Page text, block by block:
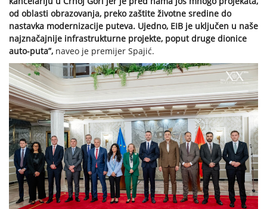
od oblasti obrazovanja, preko zaštite životne sredine do
nastavka modernizacije puteva. Ujedno, EIB je uključen u naše
najznačajnije infrastrukturne projekte, poput druge dionice
auto-puta”, naveo je premijer Spajić.